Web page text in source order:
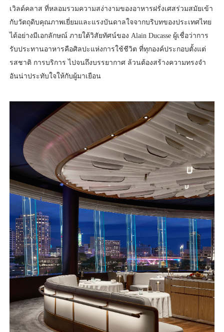
เวิลด์คลาส ที่หลอมรวมความสง่างามของอาหารฝรั่งเศสร่วมสมัยเข้า
กับวัตถุดิบคุณภาพเยี่ยมและแรงบันดาลใจจากบริบทของประเทศไทย
ได้อย่างมีเอกลักษณ์ ภายใต้วิสัยทัศน์ของ Alain Ducasse ผู้เชื่อว่าการ
รับประทานอาหารคือศิลปะแห่งการใช้ชีวิต ที่ทุกองค์ประกอบตั้งแต่
รสชาติ การบริการ ไปจนถึงบรรยากาศ ล้วนต้องสร้างความทรงจำ
อันน่าประทับใจให้กับผู้มาเยือน